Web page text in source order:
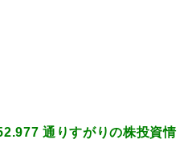
通りすがりの株投資情